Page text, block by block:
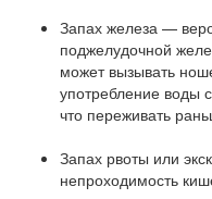
Запах железа —
поджелудочной
может вызывать
употребление воды
что переживать
Запах рвоты или
непроходимость